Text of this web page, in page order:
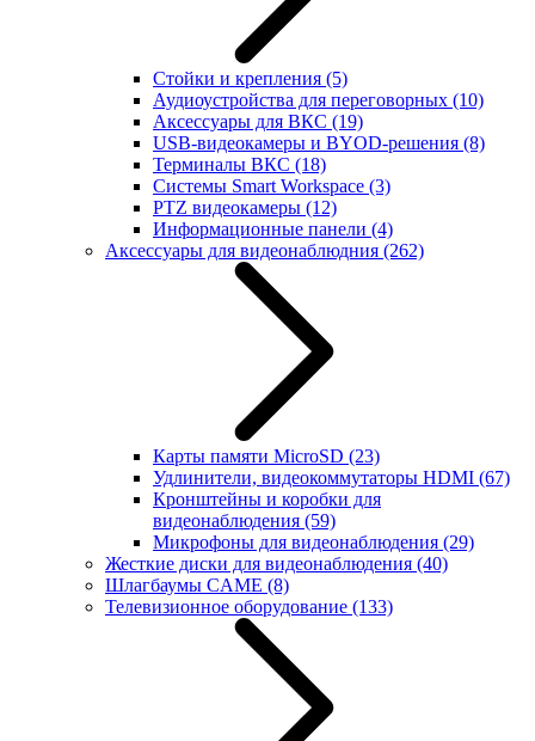
Стойки и крепления (5)
Аудиоустройства для переговорных (10)
Аксессуары для ВКС (19)
USB-видеокамеры и BYOD-решения (8)
Терминалы ВКС (18)
Системы Smart Workspace (3)
PTZ видеокамеры (12)
Информационные панели (4)
Аксессуары для видеонаблюдния (262)
Карты памяти MicroSD (23)
Удлинители, видеокоммутаторы HDMI (67)
Кронштейны и коробки для
видеонаблюдения (59)
Микрофоны для видеонаблюдения (29)
Жесткие диски для видеонаблюдения (40)
Шлагбаумы CAME (8)
Телевизионное оборудование (133)